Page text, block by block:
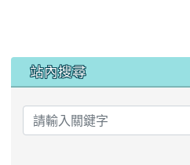
站內搜尋